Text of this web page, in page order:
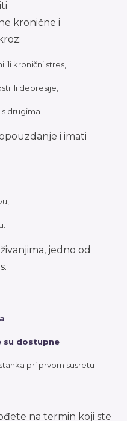
kronične i
ili kronični stres,
ili depresije,
drugima
i imati
jedno od
su dostupne
pri prvom susretu
na termin koji ste